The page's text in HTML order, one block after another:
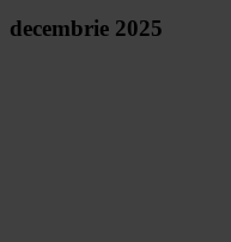
decembrie 2025